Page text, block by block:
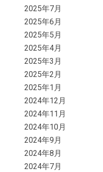
2025年7月
2025年6月
2025年5月
2025年4月
2025年3月
2025年2月
2025年1月
2024年12月
2024年11月
2024年10月
2024年9月
2024年8月
2024年7月